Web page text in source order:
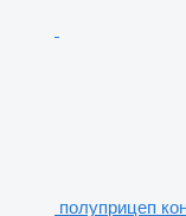
полуприцеп